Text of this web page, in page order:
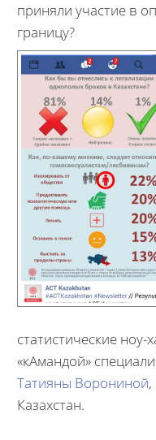
приняли участие в
границу?
статистические
«кАмандой»
Татияны Ворониной
Казахстан.